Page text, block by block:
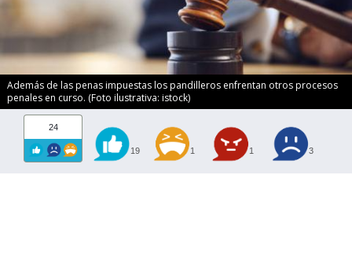
Además de las penas impuestas los pandilleros enfrentan otros procesos
penales en curso. (Foto ilustrativa: istock)
24
19 1 1 3